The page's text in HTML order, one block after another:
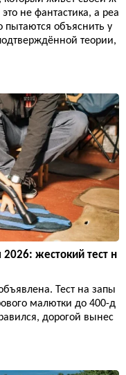
не фантастика, а реа
пытаются объяснить у
теории,
жестокий тест н
Тест на запы
малютки до 400-д
дорогой вынес